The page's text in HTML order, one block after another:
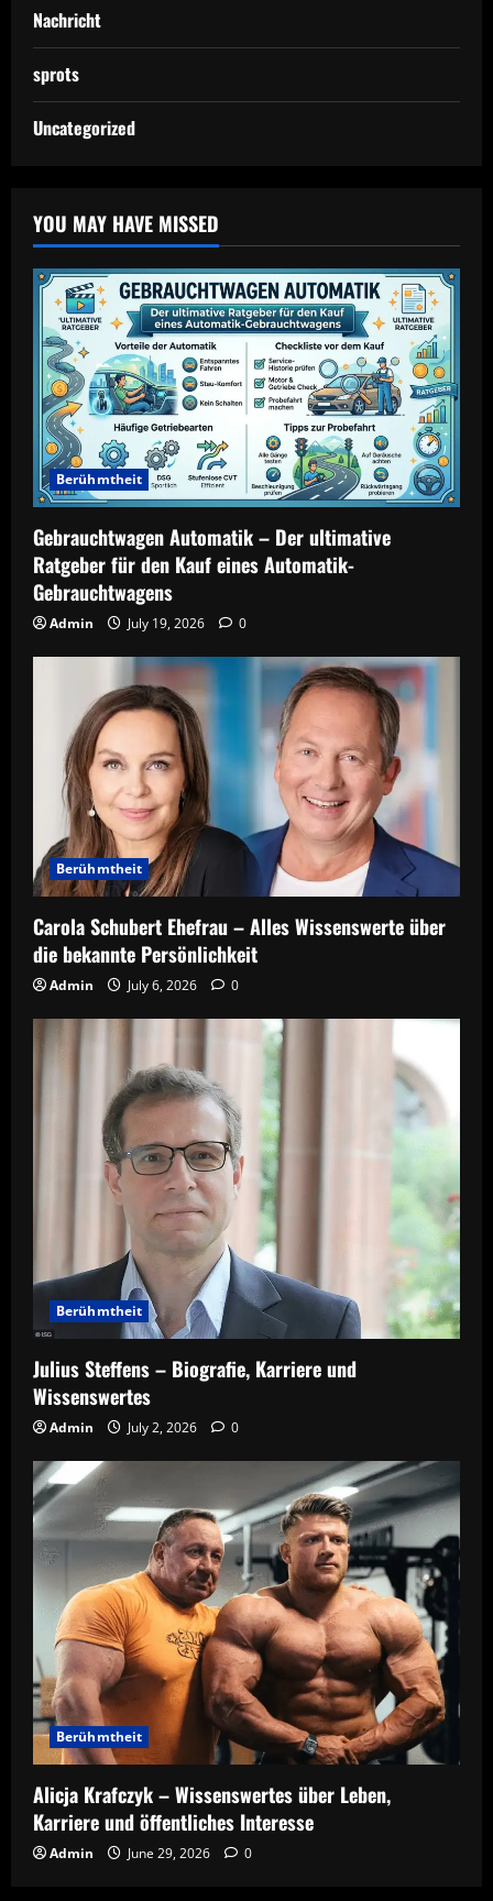
Nachricht
sprots
Uncategorized
YOU MAY HAVE MISSED
Berühmtheit
Gebrauchtwagen Automatik – Der ultimative
Ratgeber für den Kauf eines Automatik-
Gebrauchtwagens
Admin July 19, 2026 0
Berühmtheit
Carola Schubert Ehefrau – Alles Wissenswerte über
die bekannte Persönlichkeit
Admin July 6, 2026 0
Berühmtheit
Julius Steffens – Biografie, Karriere und
Wissenswertes
Admin July 2, 2026 0
Berühmtheit
Alicja Krafczyk – Wissenswertes über Leben,
Karriere und öffentliches Interesse
Admin June 29, 2026 0